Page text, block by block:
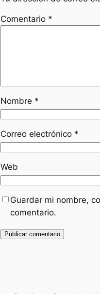
Comentario *
Nombre *
Correo electrónico *
Web
Guardar mi nombre,
comentario.